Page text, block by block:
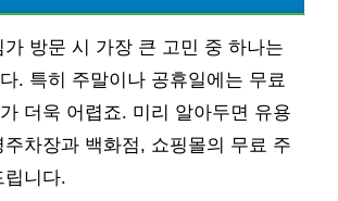
방문 시 가장 큰 고민 중 하나는
. 특히 주말이나 공휴일에는 무료
더욱 어렵죠. 미리 알아두면 유용
차장과 백화점, 쇼핑몰의 무료 주
립니다.